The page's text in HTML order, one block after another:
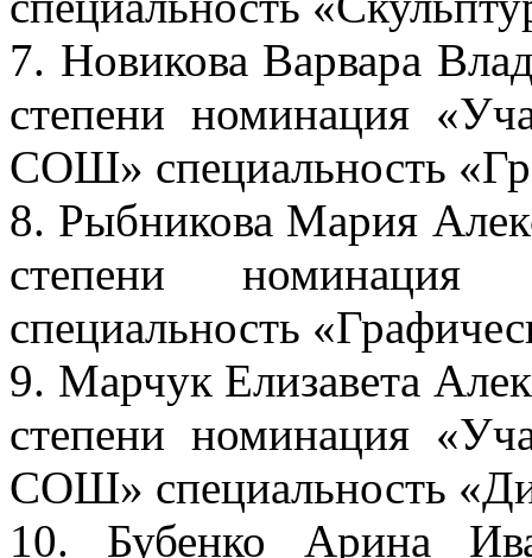
7. Новикова Варвара
степени номинация
СОШ» специальность
8. Рыбникова Мария
степени
специальность
9. Марчук Елизавета
степени номинация
СОШ» специальность
10. Бубенко Арина